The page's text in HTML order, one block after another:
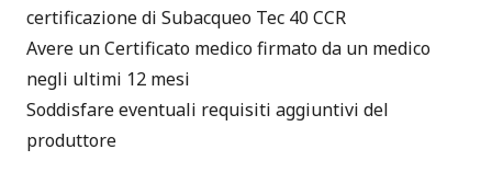
certificazione di Subacqueo Tec 40 CCR
Avere unCertificato medicofirmato da un medico
negli ultimi 12 mesi
Soddisfare eventuali requisiti aggiuntivi del
produttore